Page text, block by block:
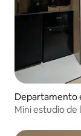
Departamento
Mini estudio de